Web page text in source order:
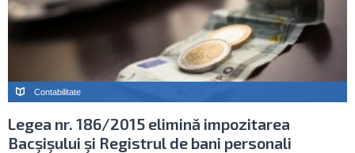
Contabilitate
Legea nr. 186/2015 elimină impozitarea
Bacşişului şi Registrul de bani personali